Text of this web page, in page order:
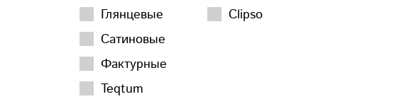
Глянцевые
Сатиновые
Фактурные
Teqtum
Clipso